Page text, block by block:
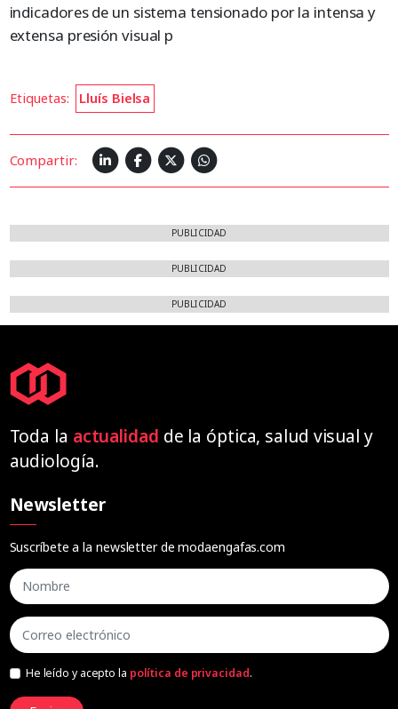
indicadores de un sistema tensionado por la intensa y
extensa presión visual p
Etiquetas: Lluís Bielsa
Compartir:
PUBLICIDAD
PUBLICIDAD
PUBLICIDAD
Toda la actualidad de la óptica, salud visual y
audiología.
Newsletter
Suscríbete a la newsletter de modaengafas.com
He leído y acepto la política de privacidad.